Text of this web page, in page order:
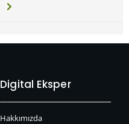
Digital Eksper
Hakkımızda